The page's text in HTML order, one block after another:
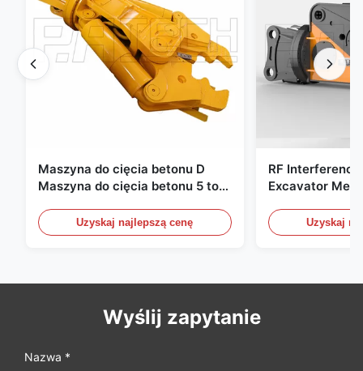
Maszyna do cięcia betonu D
Maszyna do cięcia betonu 5 ton
Uzyskaj najlepszą cenę
RF
Excavator
Uzyskaj
Wyślij zapytanie
Nazwa *